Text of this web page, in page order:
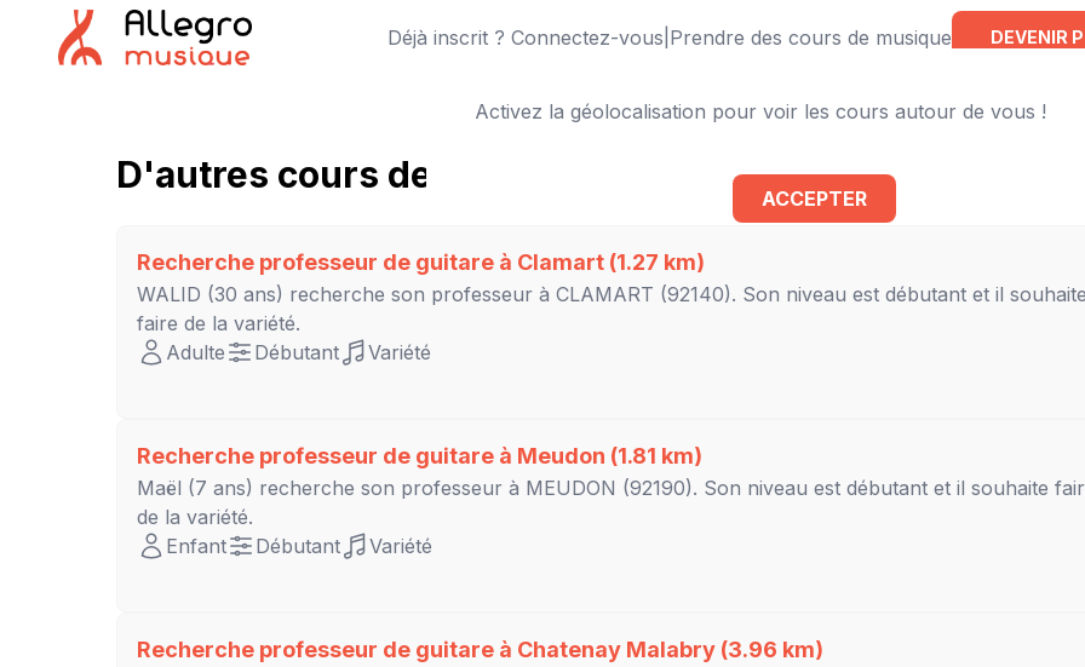
Déjà inscrit ? Connectez-vous Prendre des cours de musique DEVENIR
Activez la géolocalisation pour voir les cours autour de vous !
ACCEPTER
D'autres cours de guitare à proximité
Recherche professeur de guitare à Clamart (1.27 km)
WALID (30 ans) recherche son professeur à CLAMART (92140). Son niveau est débutant et il
faire de la variété.
Adulte
Débutant Variété
Recherche professeur de guitare à Meudon (1.81 km)
Maël (7 ans) recherche son professeur à MEUDON (92190). Son niveau est débutant et il souhaite
de la variété.
Enfant
Débutant Variété
Recherche professeur de guitare à Chatenay Malabry (3.96 km)